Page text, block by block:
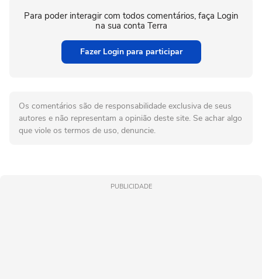
Para poder interagir com todos comentários, faça Login
na sua conta Terra
Fazer Login para participar
Os comentários são de responsabilidade exclusiva de seus
autores e não representam a opinião deste site. Se achar algo
que viole os termos de uso, denuncie.
PUBLICIDADE